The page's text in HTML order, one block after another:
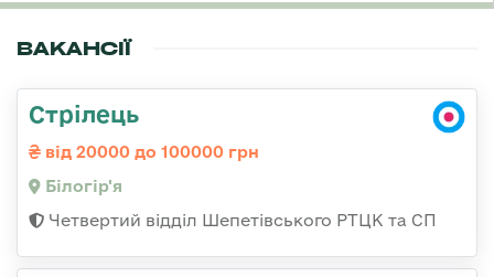
ВАКАНСІЇ
Стрілець
від 20000 до 100000 грн
Білогір'я
Четвертий відділ Шепетівського РТЦК та СП